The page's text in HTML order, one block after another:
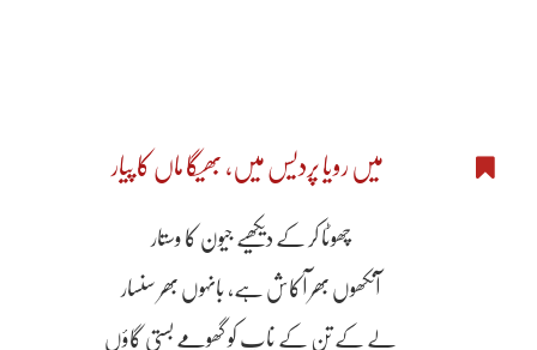
میں رویا پردیس میں، بھیگا ماں کا پیار
چھوٹا کر کے دیکھیے جیون کا وستار
آنکھوں بھر آکاش ہے، بانہوں بھر سنسار
لے کے تن کے ناپ کو گھومے بستی گاؤں